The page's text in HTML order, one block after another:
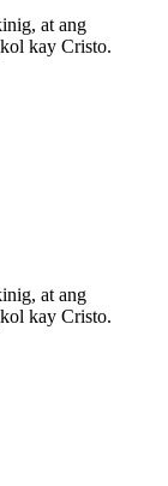
at ang
kay Cristo.
at ang
kay Cristo.